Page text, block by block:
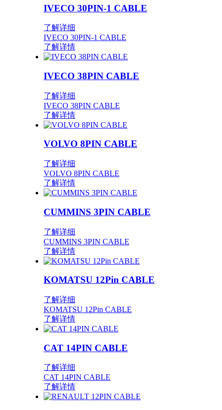
IVECO 30PIN-1 CABLE
了解详细
IVECO 30PIN-1 CABLE
了解详情
IVECO 38PIN CABLE
了解详细
IVECO 38PIN CABLE
了解详情
VOLVO 8PIN CABLE
了解详细
VOLVO 8PIN CABLE
了解详情
CUMMINS 3PIN CABLE
了解详细
CUMMINS 3PIN CABLE
了解详情
KOMATSU 12Pin CABLE
了解详细
KOMATSU 12Pin CABLE
了解详情
CAT 14PIN CABLE
了解详细
CAT 14PIN CABLE
了解详情